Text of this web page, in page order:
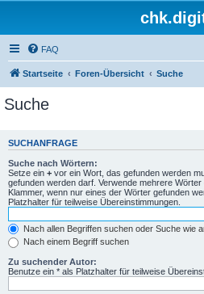
FAQ
Startseite Foren-Übersicht Suche
Suche
SUCHANFRAGE
Suche nach Wörtern:
Setze ein + vor ein Wort, das gefunden werden
gefunden werden darf. Verwende mehrere
Klammer, wenn nur eines der Wörter gefunden
Platzhalter für teilweise Übereinstimmungen.
Nach allen Begriffen suchen oder Suche wie
Nach einem Begriff suchen
Zu suchender Autor:
Benutze ein * als Platzhalter für teilweise